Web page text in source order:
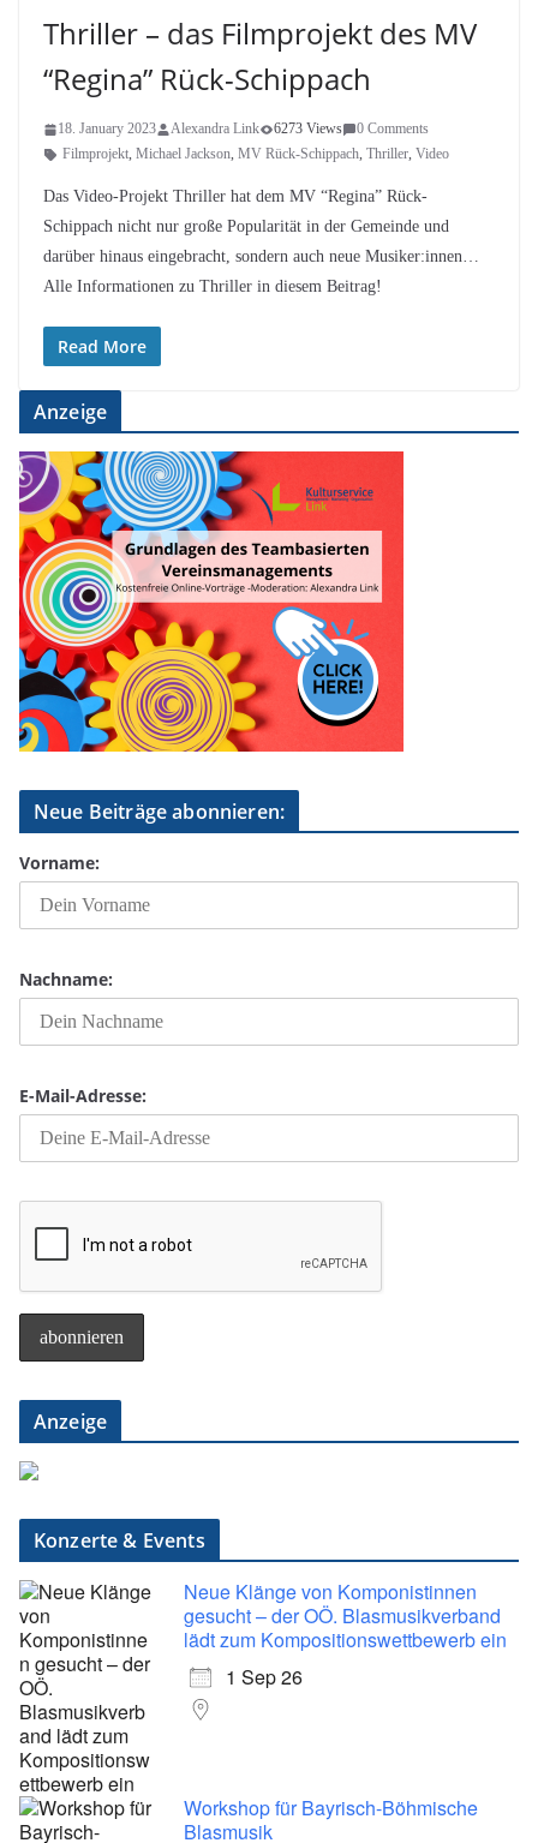
Thriller – das Filmprojekt des MV
“Regina” Rück-Schippach
18. January 2023 Alexandra Link 6273 Views
0 Comments
Filmprojekt, Michael Jackson, MV Rück-Schippach, Thriller, Video
Das Video-Projekt Thriller hat dem MV “Regina” Rück-
Schippach nicht nur große Popularität in der Gemeinde und
darüber hinaus eingebracht, sondern auch neue Musiker:innen…
Alle Informationen zu Thriller in diesem Beitrag!
Read More
Anzeige
Neue Beiträge abonnieren:
Vorname:
Nachname:
E-Mail-Adresse:
Anzeige
Konzerte & Events
Neue Klänge von Komponistinnen
gesucht – der OÖ. Blasmusikverband
lädt zum Kompositionswettbewerb ein
1 Sep 26
Workshop für Bayrisch-Böhmische
Blasmusik